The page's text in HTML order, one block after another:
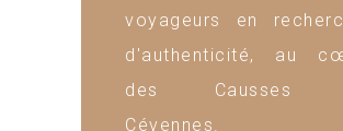
voyageurs en
d'authenticité, au
des Causses
Cévennes.